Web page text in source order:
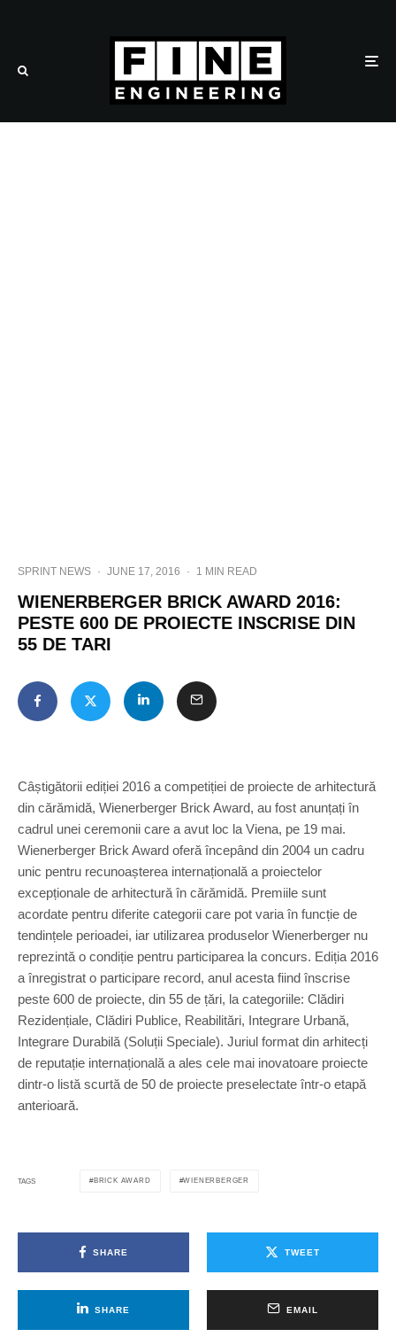
SPRINT NEWS · JUNE 17, 2016 · 1 MIN READ
WIENERBERGER BRICK AWARD 2016:
PESTE 600 DE PROIECTE INSCRISE DIN
55 DE TARI
Câștigătorii ediției 2016 a competiției de proiecte de arhitectură
din cărămidă, Wienerberger Brick Award, au fost anunțați în
cadrul unei ceremonii care a avut loc la Viena, pe 19 mai.
Wienerberger Brick Award oferă începând din 2004 un cadru
unic pentru recunoașterea internațională a proiectelor
excepționale de arhitectură în cărămidă. Premiile sunt
acordate pentru diferite categorii care pot varia în funcție de
tendințele perioadei, iar utilizarea produselor Wienerberger nu
reprezintă o condiție pentru participarea la concurs. Ediția 2016
a înregistrat o participare record, anul acesta fiind înscrise
peste 600 de proiecte, din 55 de țări, la categoriile: Clădiri
Rezidențiale, Clădiri Publice, Reabilitări, Integrare Urbană,
Integrare Durabilă (Soluții Speciale). Juriul format din arhitecți
de reputație internațională a ales cele mai inovatoare proiecte
dintr-o listă scurtă de 50 de proiecte preselectate într-o etapă
anterioară.
TAGS BRICK AWARD WIENERBERGER
SHARE TWEET
SHARE EMAIL